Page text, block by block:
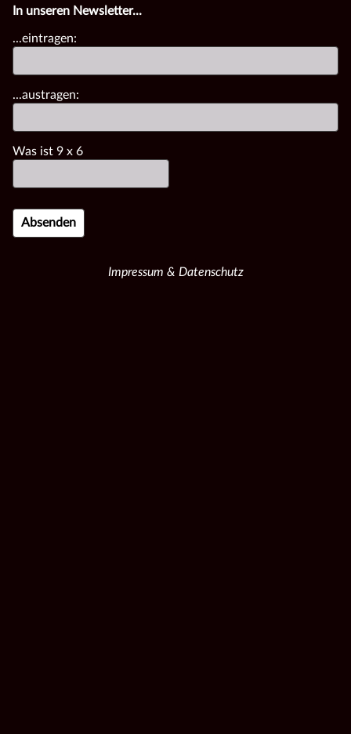
In unseren Newsletter...
...eintragen:
...austragen:
Was ist 9 x 6
Impressum & Datenschutz